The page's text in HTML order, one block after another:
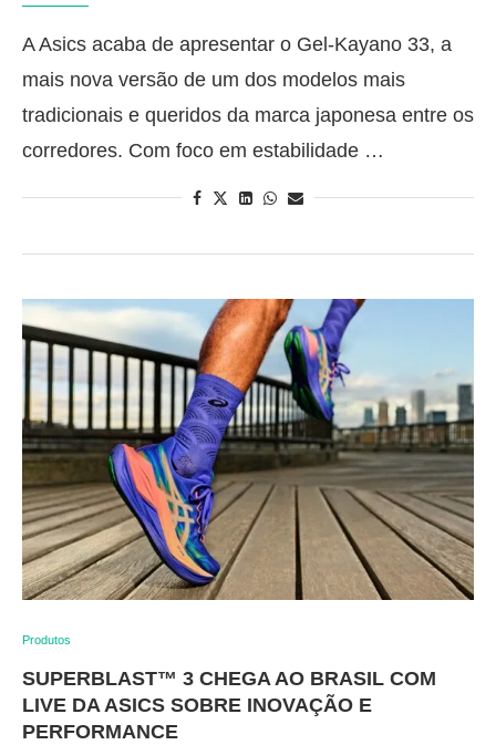
A Asics acaba de apresentar o Gel-Kayano 33, a
mais nova versão de um dos modelos mais
tradicionais e queridos da marca japonesa entre os
corredores. Com foco em estabilidade …
Produtos
SUPERBLAST™ 3 CHEGA AO BRASIL COM
LIVE DA ASICS SOBRE INOVAÇÃO E
PERFORMANCE